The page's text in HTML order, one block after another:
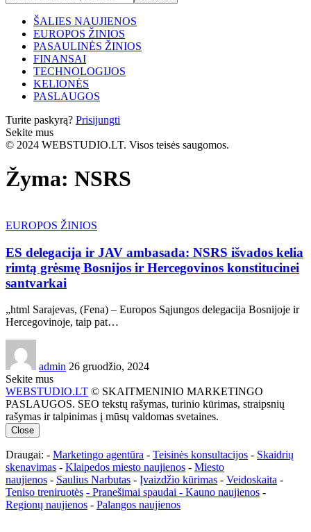
ŠALIES NAUJIENOS
EUROPOS ŽINIOS
PASAULINĖS ŽINIOS
FINANSAI
TECHNOLOGIJOS
KELIONĖS
PASLAUGOS
Turite paskyrą? Prisijungti
Sekite mus
© 2024 WEBSTUDIO.LT. Visos teisės saugomos.
Žyma: NSRS
EUROPOS ŽINIOS
ES delegacija ir JAV ambasada: NSRS išvados kelia
rimtą grėsmę Bosnijos ir Hercegovinos konstitucinei
santvarkai
„html Sarajevas, (Fena) – Europos Sąjungos delegacija Bosnijoje ir
Hercegovinoje, taip pat…
admin 26 gruodžio, 2024
Sekite mus
WEBSTUDIO.LT © SKAITMENINIO MARKETINGO
PASLAUGOS. SEO tekstų rašymas, turinio kūrimas, straipsnių
rašymas ir talpinimas į mūsų valdomas svetaines.
Close
Draugai: - Marketingo agentūra - Teisinės konsultacijos - Skaidrių
skenavimas - Klaipedos miesto naujienos - Miesto
naujienos - Saulius Narbutas - Įvaizdžio kūrimas - Veidoskaita -
Teniso treniruotės - Pranešimai spaudai - Kauno naujienos -
Regionų naujienos - Palangos naujienos